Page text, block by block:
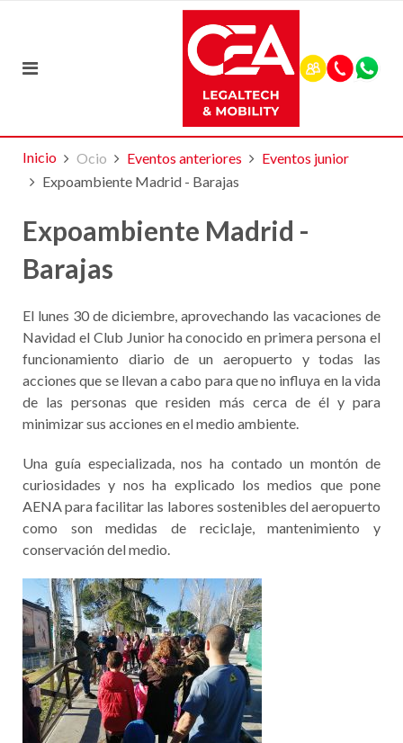
Inicio Ocio Eventos anteriores
Eventos junior
Expoambiente Madrid - Barajas
Expoambiente Madrid -
Barajas
El lunes 30 de diciembre, aprovechando las vacaciones de
Navidad el Club Junior ha conocido en primera persona el
funcionamiento diario de un aeropuerto y todas las
acciones que se llevan a cabo para que no influya en la vida
de las personas que residen más cerca de él y para
minimizar sus acciones en el medio ambiente.
Una guía especializada, nos ha contado un montón de
curiosidades y nos ha explicado los medios que pone
AENA para facilitar las labores sostenibles del aeropuerto
como son medidas de reciclaje, mantenimiento y
conservación del medio.